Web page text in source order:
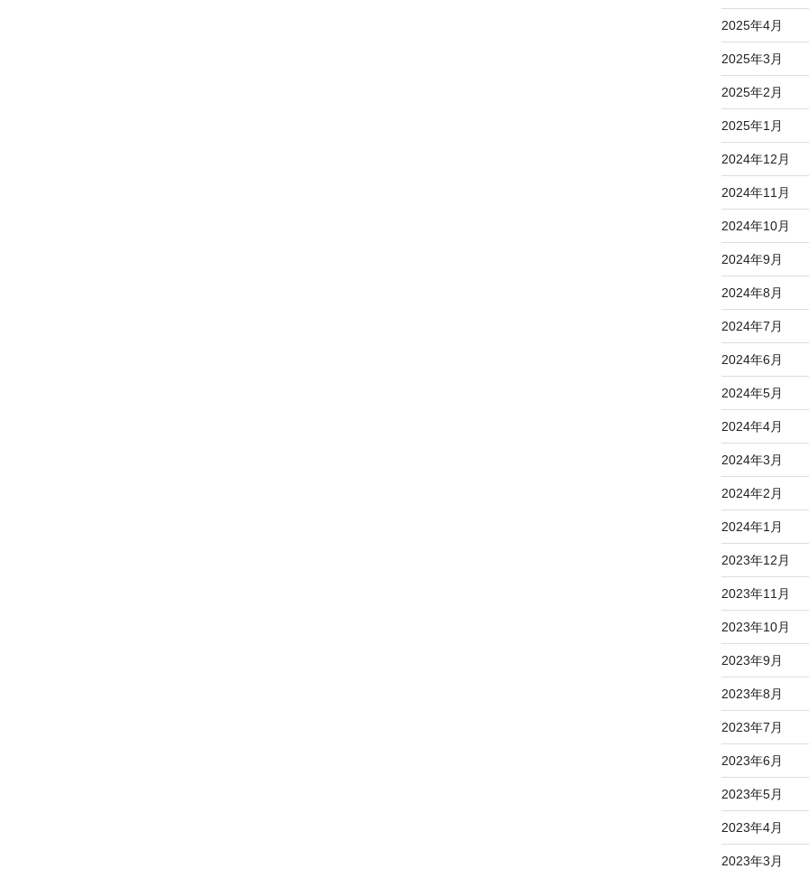
2025年4月
2025年3月
2025年2月
2025年1月
2024年12月
2024年11月
2024年10月
2024年9月
2024年8月
2024年7月
2024年6月
2024年5月
2024年4月
2024年3月
2024年2月
2024年1月
2023年12月
2023年11月
2023年10月
2023年9月
2023年8月
2023年7月
2023年6月
2023年5月
2023年4月
2023年3月